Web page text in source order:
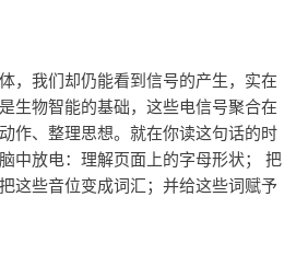
，我们却仍能看到信号的产生，实在
生物智能的基础，这些电信号聚合在
作、整理思想。就在你读这句话的时
中放电：理解页面上的字母形状； 把
这些音位变成词汇；并给这些词赋予